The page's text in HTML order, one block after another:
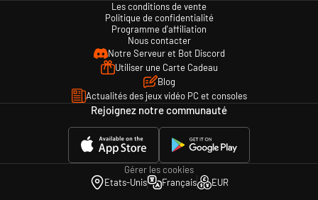
Les conditions de vente
Politique de confidentialité
Programme d'affiliation
Nous contacter
Notre Serveur et Bot Discord
Utiliser une Carte Cadeau
Blog
Actualités des jeux vidéo PC et consoles
Rejoignez notre communauté
Gérer les cookies
Etats-Unis
Français EUR